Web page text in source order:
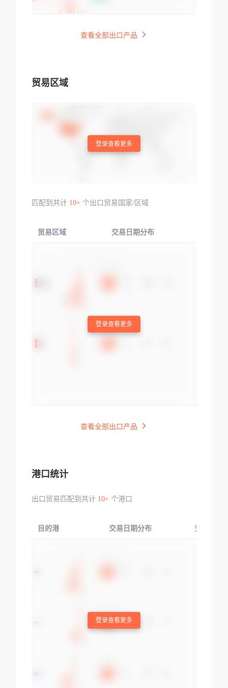
查看全部出口产品
贸易区域
登录查看更多
匹配到共计 10+个出口贸易国家/区域
贸易区域 交易日期分布
登录查看更多
查看全部出口产品
港口统计
出口贸易匹配到共计 10+个港口
目的港 交易日期分布 交易产品
登录查看更多